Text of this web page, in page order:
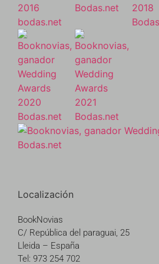
Localización
BookNovias
C/ República del paraguai, 25
Lleida – España
Tel: 973 254 702